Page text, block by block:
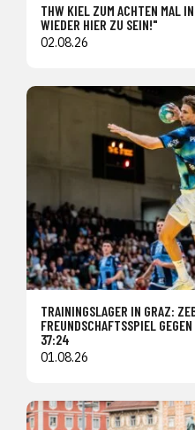
THW KIEL ZUM ACHTEN MAL
WIEDER HIER ZU SEIN!"
02.08.26
TRAININGSLAGER IN GRAZ:
FREUNDSCHAFTSSPIEL
37:24
01.08.26